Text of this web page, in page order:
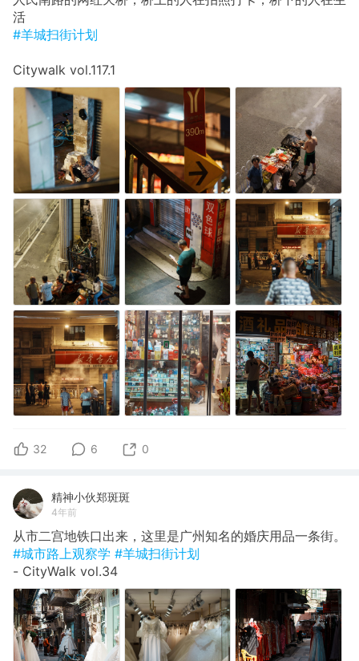
活
#羊城扫街计划
Citywalk vol.117.1
32 6 0
精神小伙郑斑斑
4年前
从市二宫地铁口出来，这里是广州知名的婚庆用品一条街。
#城市路上观察学 #羊城扫街计划
- CityWalk vol.34